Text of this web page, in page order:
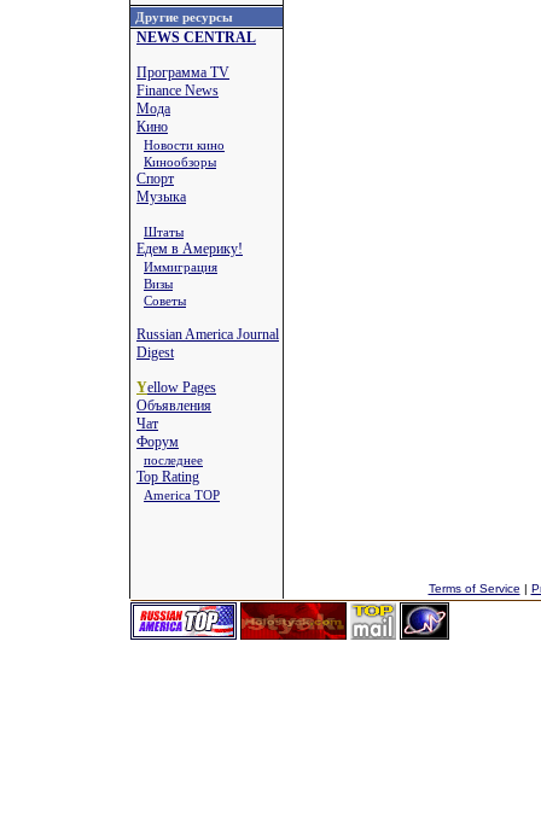
Другие ресурсы
NEWS CENTRAL
Программа TV
Finance News
Мода
Кино
Новости кино
Кинообзоры
Спорт
Музыка
Штаты
Едем в Америку!
Иммиграция
Визы
Советы
Russian America Journal
Digest
Yellow Pages
Объявления
Чат
Форум
последнее
Top Rating
America TOP
Terms of Service |